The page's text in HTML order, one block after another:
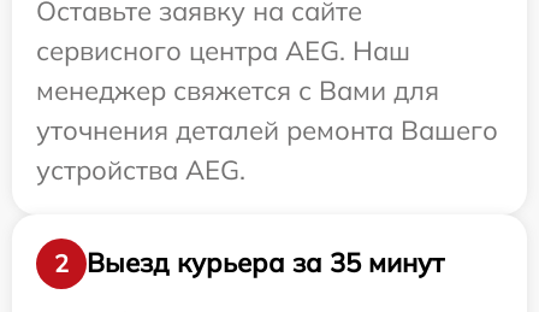
Оставьте заявку на сайте
сервисного центра AEG. Наш
менеджер свяжется с Вами для
уточнения деталей ремонта Вашего
устройства AEG.
2
Выезд курьера за 35 минут